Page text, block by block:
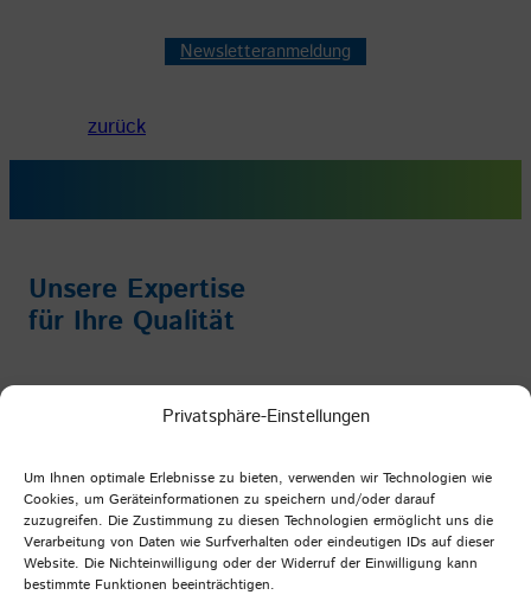
Privatsphäre-Einstellungen
Um Ihnen optimale Erlebnisse zu bieten, verwenden wir Technologien wie
Cookies, um Geräteinformationen zu speichern und/oder darauf
zuzugreifen. Die Zustimmung zu diesen Technologien ermöglicht uns die
Verarbeitung von Daten wie Surfverhalten oder eindeutigen IDs auf dieser
Website. Die Nichteinwilligung oder der Widerruf der Einwilligung kann
bestimmte Funktionen beeinträchtigen.
Newsletteranmeldung
zurück
Unsere Expertise
für Ihre Qualität
Facebook Instagram YouTube LinkedIn
PFI Germany